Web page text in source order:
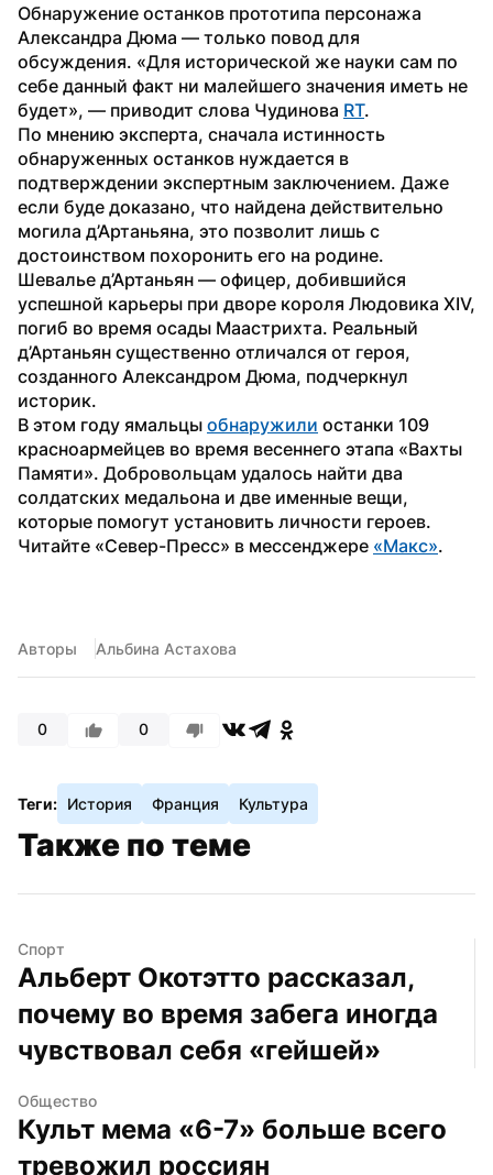
Обнаружение останков прототипа персонажа
Александра Дюма — только повод для
обсуждения. «Для исторической же науки сам по
себе данный факт ни малейшего значения иметь не
будет», — приводит слова Чудинова RT.
По мнению эксперта, сначала истинность
обнаруженных останков нуждается в
подтверждении экспертным заключением. Даже
если буде доказано, что найдена действительно
могила д’Артаньяна, это позволит лишь с
достоинством похоронить его на родине.
Шевалье д’Артаньян — офицер, добившийся
успешной карьеры при дворе короля Людовика XIV,
погиб во время осады Маастрихта. Реальный
д’Артаньян существенно отличался от героя,
созданного Александром Дюма, подчеркнул
историк.
В этом году ямальцы обнаружили останки 109
красноармейцев во время весеннего этапа «Вахты
Памяти». Добровольцам удалось найти два
солдатских медальона и две именные вещи,
которые помогут установить личности героев.
Читайте «Север-Пресс» в мессенджере «Макс».
Авторы Альбина Астахова
0 0
Теги: История Франция Культура
Также по теме
Спорт
Альберт Окотэтто рассказал,
почему во время забега иногда
чувствовал себя «гейшей»
Общество
Культ мема «6-7» больше всего
тревожил россиян